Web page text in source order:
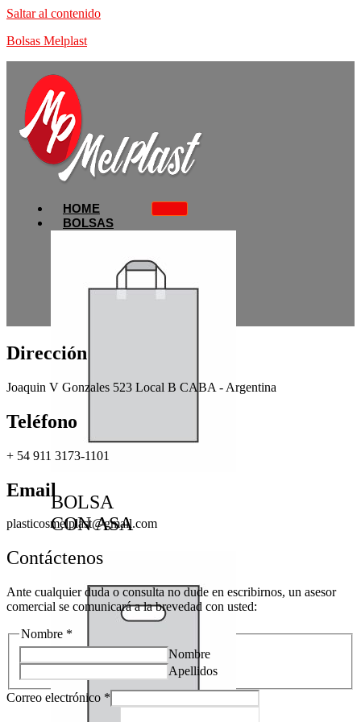
Saltar al contenido
Bolsas Melplast
HOME
BOLSAS
BOLSA
CON ASA
Dirección
Joaquin V Gonzales 523 Local B CABA - Argentina
Teléfono
+ 54 911 3173-1101
Email
plasticosmelplast@gmail.com
Contáctenos
Ante cualquier duda o consulta no dude en escribirnos, un asesor
comercial se comunicará a la brevedad con usted:
Nombre *
Nombre
Apellidos
Correo electrónico *